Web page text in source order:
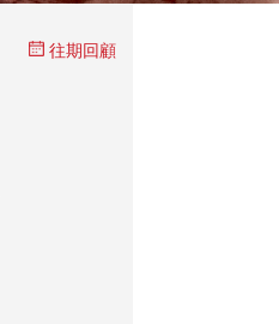
往期回顧